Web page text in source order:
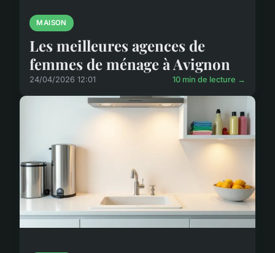
MAISON
Les meilleures agences de
femmes de ménage à Avignon
24/04/2026 12:01 10 min de lecture →